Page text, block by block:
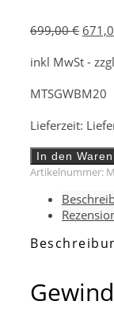
699,00€
war:
inkl MwSt -
MTSGWBM20
Lieferzeit:
für
(F30)
Gold
In den
Artikelnummer: